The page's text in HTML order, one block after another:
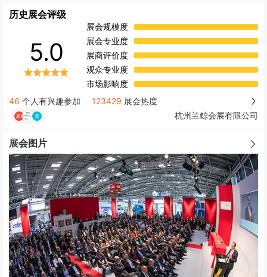
历史展会评级
5.0
展会规模度
展会专业度
展商评价度
观众专业度
市场影响度
46 个人有兴趣参加 123429 展会热度
杭州兰鲸会展有限公司
展会图片